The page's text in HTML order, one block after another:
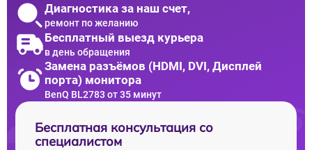
Диагностика за наш счет,
ремонт по желанию
Бесплатный выезд курьера
в день обращения
Замена разъёмов (HDMI, DVI, Дисплей
порта) монитора
BenQ BL2783 от 35 минут
Бесплатная консультация со
специалистом